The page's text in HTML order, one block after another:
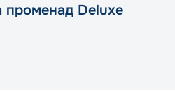
променад Deluxe